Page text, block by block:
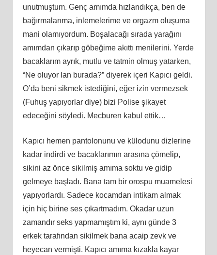
unutmuştum. Genç amımda hızlandıkça, ben de
bağırmalarıma, inlemelerime ve orgazm oluşuma
mani olamıyordum. Boşalacağı sırada yarağını
amımdan çıkarıp göbeğime akıttı menilerini. Yerde
bacaklarım ayrık, mutlu ve tatmin olmuş yatarken,
“Ne oluyor lan burada?” diyerek içeri Kapıcı geldi.
O’da beni sikmekistediğini, eğer izin vermezsek
(Fuhuş yapıyorlar diye) bizi Polise şikayet
edeceğini söyledi. Mecburen kabul ettik…
Kapıcı hemen pantolonunu ve külodunu dizlerine
kadar indirdi ve bacaklarımın arasına çömelip,
sikini az önce sikilmiş amıma soktu ve gidip
gelmeye başladı. Bana tam bir orospu muamelesi
yapıyorlardı. Sadece kocamdan intikam almak
için hiç birine ses çıkartmadım. Okadar uzun
zamandır seks yapmamıştım ki, aynı günde 3
erkek tarafından sikilmek bana acaip zevk ve
heyecan vermişti. Kapıcı amıma kızakla kayar